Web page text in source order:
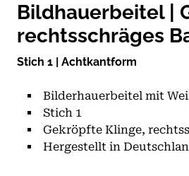
Bildhauerbeitel |
rechtsschräges
Stich 1 | Achtkantform
Bilderhauerbeitel mit
Stich 1
Gekröpfte Klinge,
Hergestellt in